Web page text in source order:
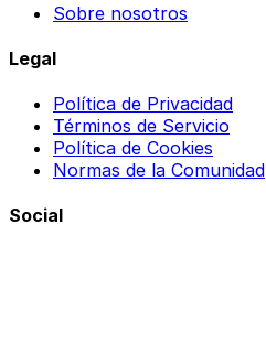
Sobre nosotros
Legal
Política de Privacidad
Términos de Servicio
Política de Cookies
Normas de la Comunidad
Social